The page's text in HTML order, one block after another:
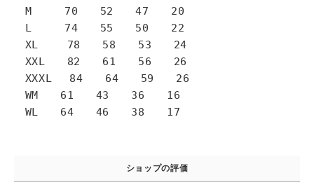
M 70 52 47 20
L 74 55 50 22
XL 78 58 53 24
XXL 82 61 56 26
XXXL 84 64 59 26
WM 61 43 36 16
WL 64 46 38 17
ショップの評価